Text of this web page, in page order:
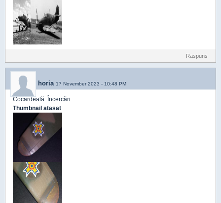
Raspuns
horia 17 November 2023 - 10:48 PM
Cocardeală. Încercări....
Thumbnail atasat